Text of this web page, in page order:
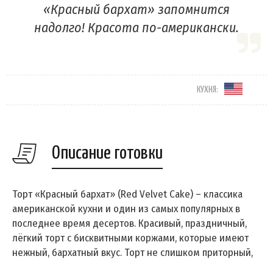
«Красный бархат» запомнится
надолго! Красота по-американски.
КУХНЯ:
Описание готовки
Торт «Красный бархат» (Red Velvet Cake) – классика
американской кухни и один из самых популярных в
последнее время десертов. Красивый, праздничный,
лёгкий торт с бисквитными коржами, которые имеют
нежный, бархатный вкус. Торт не слишком приторный,